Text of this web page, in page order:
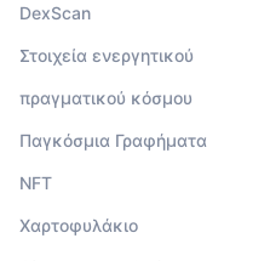
DexScan
Στοιχεία ενεργητικού
πραγματικού κόσμου
Παγκόσμια Γραφήματα
NFT
Χαρτοφυλάκιο